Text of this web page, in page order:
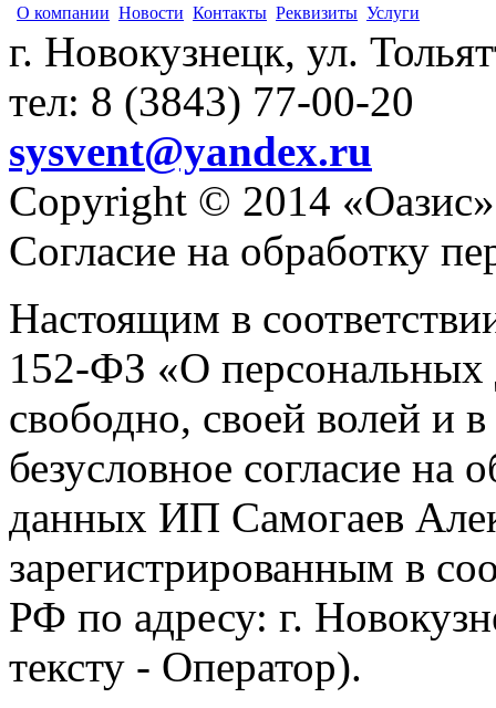
О компании Новости Контакты Реквизиты Услуги
г. Новокузнецк, ул.
тел: 8 (3843) 77-00-20
sysvent@yandex.ru
Copyright © 2014 «Оазис»
Согласие на обработку
Настоящим в
152-ФЗ «О персональных
свободно, своей волей и
безусловное согласие на
данных ИП Самогаев
зарегистрированным в
РФ по адресу: г.
тексту - Оператор).